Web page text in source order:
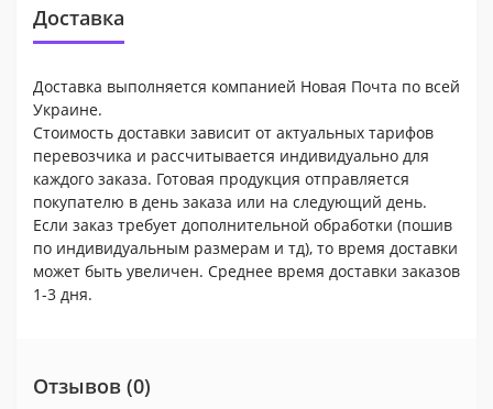
Доставка
Доставка выполняется компанией Новая Почта по всей
Украине.
Стоимость доставки зависит от актуальных тарифов
перевозчика и рассчитывается индивидуально для
каждого заказа. Готовая продукция отправляется
покупателю в день заказа или на следующий день.
Если заказ требует дополнительной обработки (пошив
по индивидуальным размерам и тд), то время доставки
может быть увеличен. Среднее время доставки заказов
1-3 дня.
Отзывов (0)